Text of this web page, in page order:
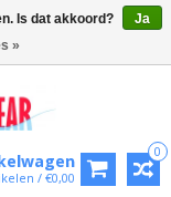
0
/ €0,00
Is dat akkoord?
Ja
»